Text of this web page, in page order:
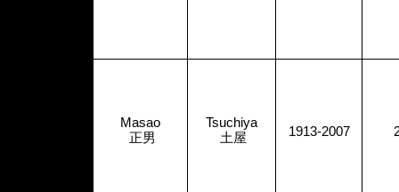
Masao
正男
Tsuchiya
土屋
1913-2007